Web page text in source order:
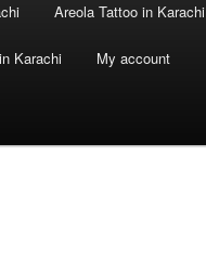
Areola Tattoo in Karachi
Karachi My account